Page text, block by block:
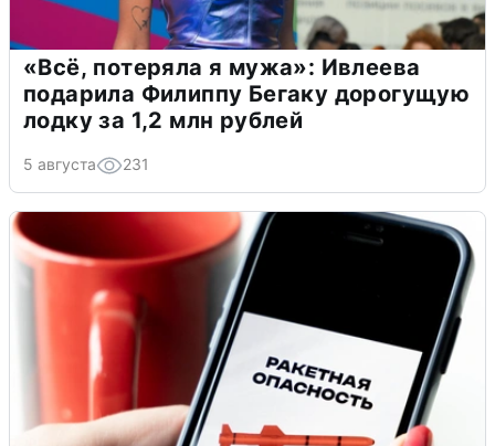
«Всё, потеряла я мужа»: Ивлеева
подарила Филиппу Бегаку дорогущую
лодку за 1,2 млн рублей
5 августа 231